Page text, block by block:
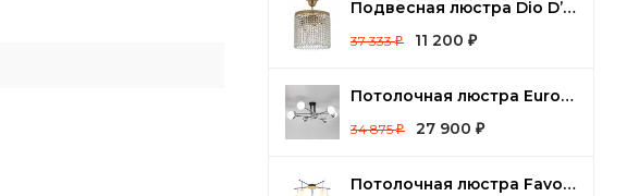
Подвесная люстра Dio D’Arte Cremono Cremono E 1.2.25.100 G
37 333₽ 11 200 ₽
Потолочная люстра Eurosvet Nuvola 70129/8 хром
34 875₽ 27 900 ₽
Потолочная люстра Favourite Paramount 3047-6P